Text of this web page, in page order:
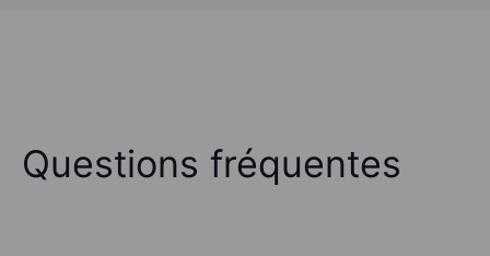
Questions fréquentes